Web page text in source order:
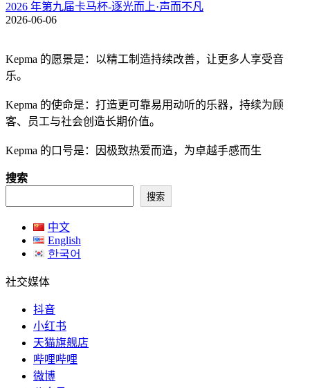
2026 年第九届卡马杯-逐光而上·声而不凡
2026-06-06
Kepma 的愿景是：以精工制造持续改善，让更多人享受音
乐。
Kepma 的使命是：打造更可靠易用动听的乐器，持续为顾
客、员工与社会创造长期价值。
Kepma 的口号是：因极致热爱而造，为卓越手感而生
搜索
搜索
中文
English
한국어
社交媒体
抖音
小红书
天猫旗舰店
哔哩哔哩
微博